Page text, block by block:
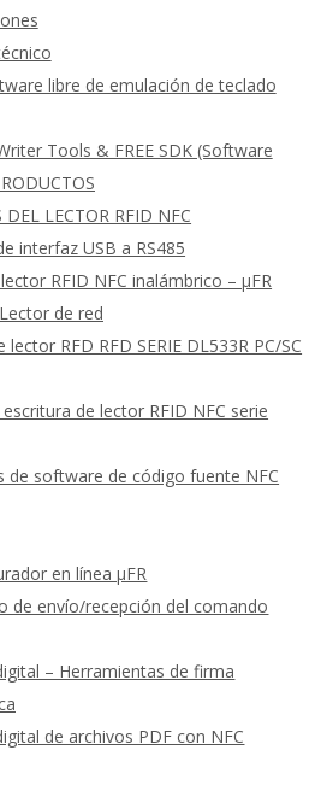
libre de emulación de teclado
Tools & FREE SDK (Software
DEL LECTOR RFID NFC
interfaz USB a RS485
RFID NFC inalámbrico – μFR
de red
lector RFD RFD SERIE DL533R PC/SC
de lector RFID NFC serie
de software de código fuente NFC
en línea μFR
de envío/recepción del comando
– Herramientas de firma
de archivos PDF con NFC